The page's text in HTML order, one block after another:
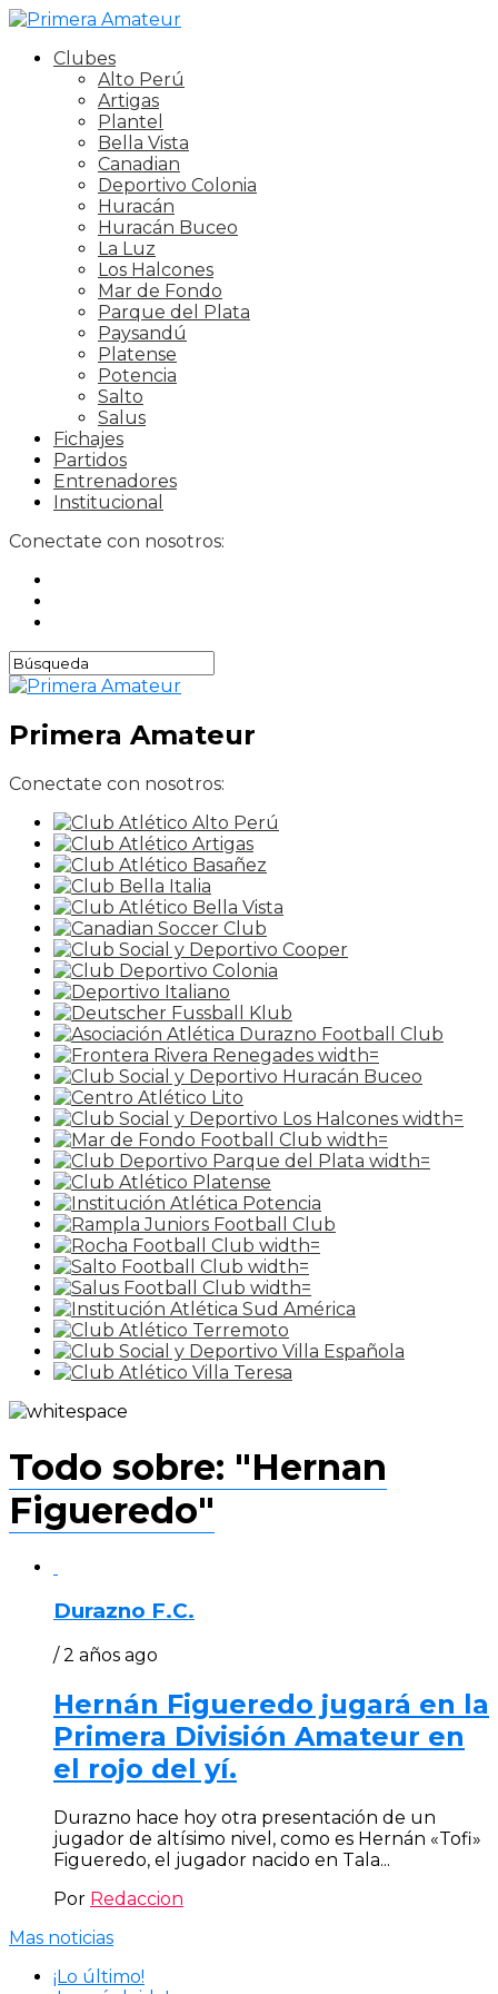
Clubes
Alto Perú
Artigas
Plantel
Bella Vista
Canadian
Deportivo Colonia
Huracán
Huracán Buceo
La Luz
Los Halcones
Mar de Fondo
Parque del Plata
Paysandú
Platense
Potencia
Salto
Salus
Fichajes
Partidos
Entrenadores
Institucional
Conectate con nosotros:
Primera Amateur
Conectate con nosotros:
Todo sobre: "Hernan
Figueredo"
Durazno F.C.
/ 2 años ago
Hernán Figueredo jugará en la
Primera División Amateur en
el rojo del yí.
Durazno hace hoy otra presentación de un
jugador de altísimo nivel, como es Hernán «Tofi»
Figueredo, el jugador nacido en Tala...
Por Redaccion
Mas noticias
¡Lo último!